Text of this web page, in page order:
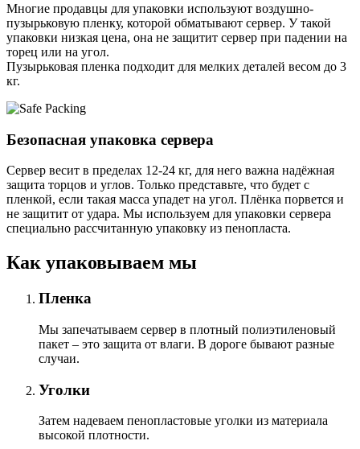
Многие продавцы для упаковки используют воздушно-
пузырьковую пленку, которой обматывают сервер. У такой
упаковки низкая цена, она не защитит сервер при падении на
торец или на угол.
Пузырьковая пленка подходит для мелких деталей весом до 3
кг.
Безопасная упаковка сервера
Сервер весит в пределах 12-24 кг, для него важна надёжная
защита торцов и углов. Только представьте, что будет с
пленкой, если такая масса упадет на угол. Плёнка порвется и
не защитит от удара. Мы используем для упаковки сервера
специально расcчитанную упаковку из пенопласта.
Как упаковываем мы
Пленка
Мы запечатываем сервер в плотный полиэтиленовый
пакет – это защита от влаги. В дороге бывают разные
случаи.
Уголки
Затем надеваем пенопластовые уголки из материала
высокой плотности.